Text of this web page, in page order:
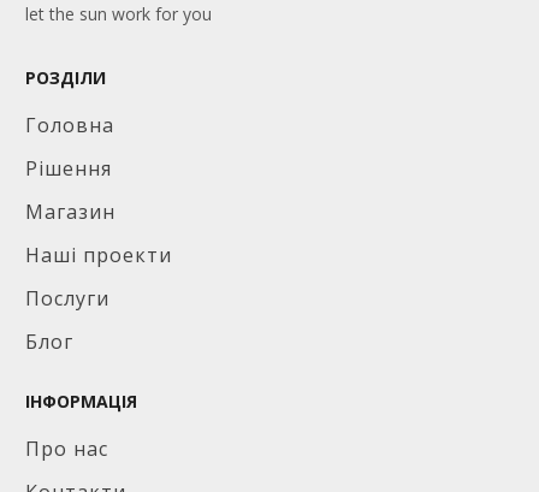
let the sun work for you
РОЗДІЛИ
Головна
Рішення
Магазин
Наші проекти
Послуги
Блог
ІНФОРМАЦІЯ
Про нас